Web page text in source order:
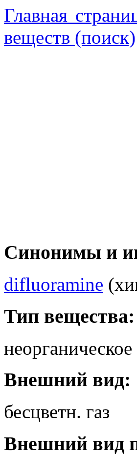
Главная
веществ (поиск)
Синонимы и
difluoramine
Тип вещества:
неорганическое
Внешний вид:
бесцветн. газ
Внешний вид